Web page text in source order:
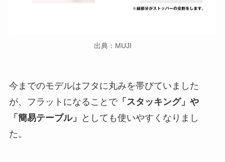
出典：MUJI
今までのモデルはフタに丸みを帯びていました
が、フラットになることで「スタッキング」や
「簡易テーブル」
としても使いやすくなりまし
た。